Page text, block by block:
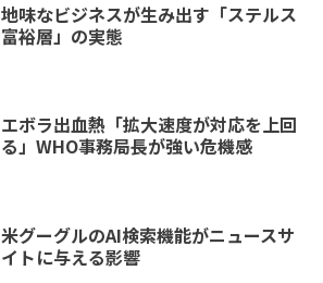
地味なビジネスが生み出す「ステルス
富裕層」の実態
エボラ出血熱「拡大速度が対応を上回
る」WHO事務局長が強い危機感
米グーグルのAI検索機能がニュースサ
イトに与える影響